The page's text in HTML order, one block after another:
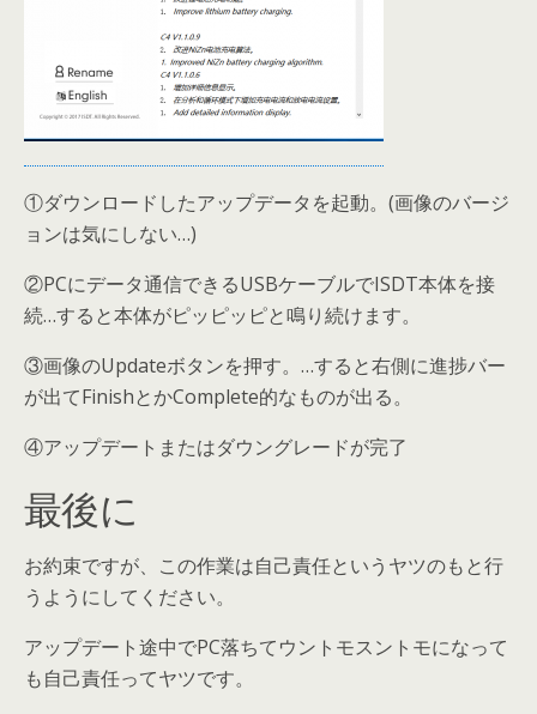
①ダウンロードしたアップデータを起動。(画像のバージ
ョンは気にしない…)
②PCにデータ通信できるUSBケーブルでISDT本体を接
続…すると本体がピッピッピと鳴り続けます。
③画像のUpdateボタンを押す。…すると右側に進捗バー
が出てFinishとかComplete的なものが出る。
④アップデートまたはダウングレードが完了
最後に
お約束ですが、この作業は自己責任というヤツのもと行
うようにしてください。
アップデート途中でPC落ちてウントモスントモになって
も自己責任ってヤツです。